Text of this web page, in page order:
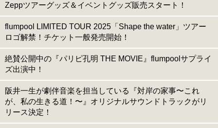
Zeppツアーグッズ＆イベントグッズ販売スタート！
flumpool LIMITED TOUR 2025「Shape the water」ツアー
ロゴ解禁！チケット一般発売開始！
絶賛公開中の『パリピ孔明 THE MOVIE』flumpoolサプライ
ズ出演中！
阪井一生が劇伴音楽を担当している『対岸の家事〜これ
が、私の生きる道！〜』オリジナルサウンドトラックがリ
リース決定！